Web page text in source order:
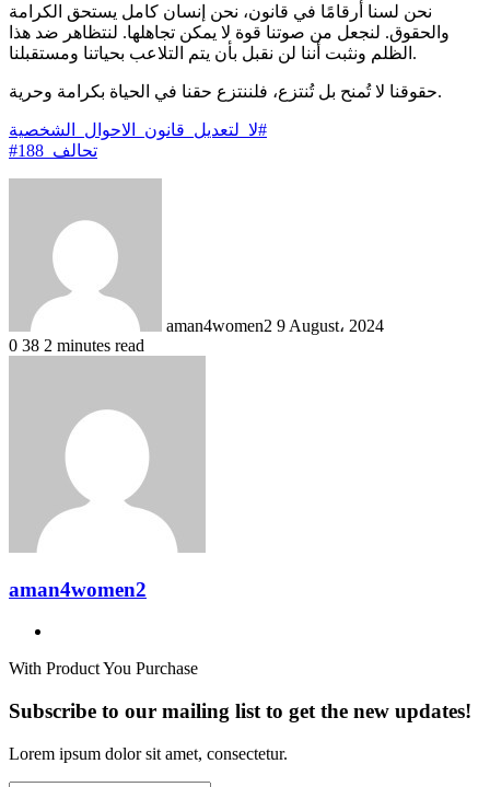
‏نحن لسنا أرقامًا في قانون، نحن إنسان كامل يستحق الكرامة
والحقوق. لنجعل من صوتنا قوة لا يمكن تجاهلها. لنتظاهر ضد هذا
الظلم ونثبت أننا لن نقبل بأن يتم التلاعب بحياتنا ومستقبلنا.
‏حقوقنا لا تُمنح بل تُنتزع، فلننتزع حقنا في الحياة بكرامة وحرية.
#لا_لتعديل_قانون_الاحوال_الشخصية
#تحالف_188
aman4women2 9 August، 2024
0 38 2 minutes read
aman4women2
With Product You Purchase
Subscribe to our mailing list to get the new updates!
Lorem ipsum dolor sit amet, consectetur.